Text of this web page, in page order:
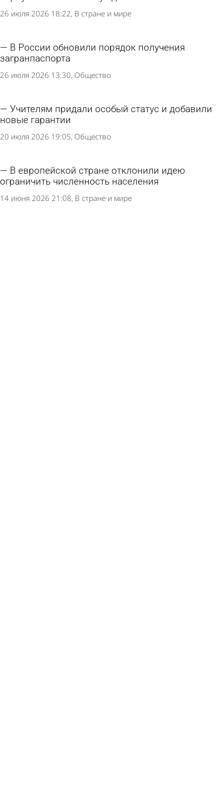
26 июля 2026 18:22 В стране и мире
В России обновили порядок получения
загранпаспорта
26 июля 2026 13:30 Общество
Учителям придали особый статус и добавили
новые гарантии
20 июля 2026 19:05 Общество
В европейской стране отклонили идею
ограничить численность населения
14 июня 2026 21:08 В стране и мире